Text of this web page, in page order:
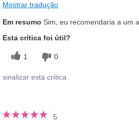
Mostrar tradução
Em resumo Sim, eu recomendaria a um
Esta crítica foi útil?
1 0
sinalizar esta crítica
5